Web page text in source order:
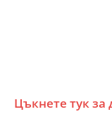
Цъкнете тук за